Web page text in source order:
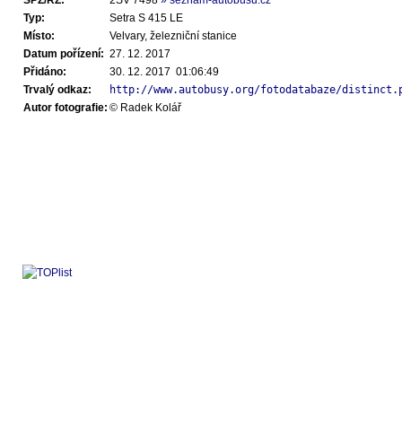
Typ:
Setra S 415 LE
Místo:
Velvary, železniční stanice
Datum pořízení: 27. 12. 2017
Přidáno:
30. 12. 2017 01:06:49
Trvalý odkaz:
http://www.autobusy.org/fotodatabaze/
Autor fotografie: © Radek Kolář